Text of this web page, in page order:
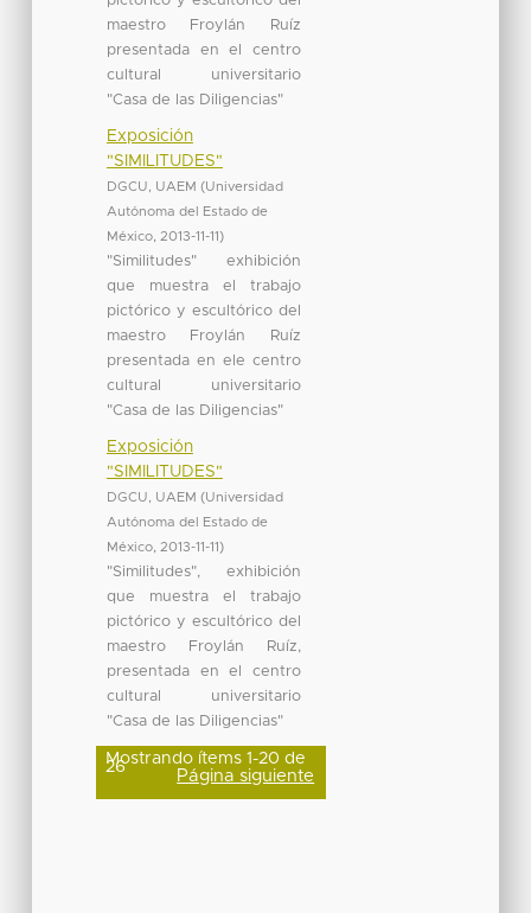
maestro Froylán Ruíz
presentada en el centro
cultural universitario
"Casa de las Diligencias"
Exposición
"SIMILITUDES"
DGCU, UAEM (Universidad
Autónoma del Estado de
México, 2013-11-11)
"Similitudes" exhibición
que muestra el trabajo
pictórico y escultórico del
maestro Froylán Ruíz
presentada en ele centro
cultural universitario
"Casa de las Diligencias"
Exposición
"SIMILITUDES"
DGCU, UAEM (Universidad
Autónoma del Estado de
México, 2013-11-11)
"Similitudes", exhibición
que muestra el trabajo
pictórico y escultórico del
maestro Froylán Ruíz,
presentada en el centro
cultural universitario
"Casa de las Diligencias"
Mostrando ítems 1-20 de
26 Página siguiente